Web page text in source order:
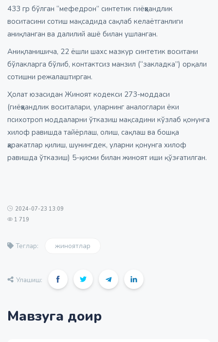
433 гр бўлган “мефедрон” синтетик гиёҳвандлик
воситасини сотиш мақсадида сақлаб келаётганлиги
аниқланган ва далилий ашё билан ушланган.
Аниқланишича, 22 ёшли шахс мазкур синтетик воситани
бўлакларга бўлиб, контактсиз манзил (“закладка”) орқали
сотишни режалаштирган.
Ҳолат юзасидан Жиноят кодекси 273-моддаси
(гиёҳвандлик воситалари, уларнинг аналоглари ёки
психотроп моддаларни ўтказиш мақсадини кўзлаб қонунга
хилоф равишда тайёрлаш, олиш, сақлаш ва бошқа
ҳаракатлар қилиш, шунингдек, уларни қонунга хилоф
равишда ўтказиш) 5-қисми билан жиноят иши қўзғатилган.
2024-07-23 13:09
1 719
Теглар: жиноятлар
Улашиш:
Мавзуга доир